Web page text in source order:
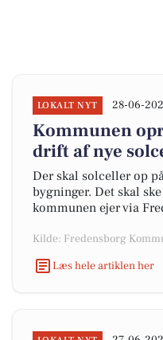
LOKALT NYT 28-06-
Kommunen
drift af nye
Der skal solceller op
bygninger. Det skal
kommunen ejer via
Kilde: Fredensborg
Læs hele artiklen her